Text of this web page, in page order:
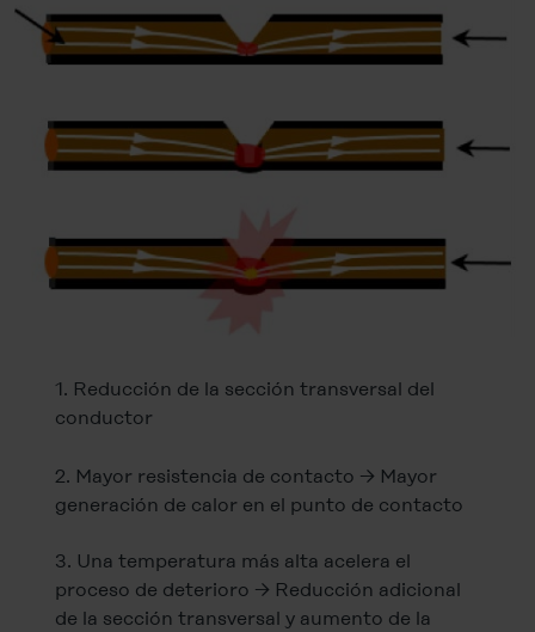
1. Reducción de la sección transversal del
conductor
2. Mayor resistencia de contacto → Mayor
generación de calor en el punto de contacto
3. Una temperatura más alta acelera el
proceso de deterioro → Reducción adicional
de la sección transversal y aumento de la